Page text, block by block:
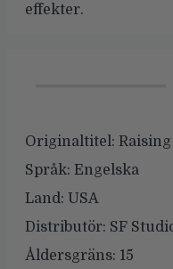
effekter.
Originaltitel:
Språk: Engelska
Land: USA
Distributör: SF
Åldersgräns: 15